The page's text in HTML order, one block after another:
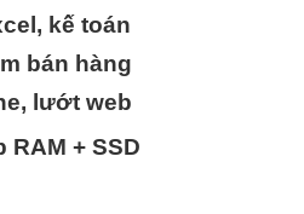
kế toán
bán hàng
lướt web
RAM + SSD